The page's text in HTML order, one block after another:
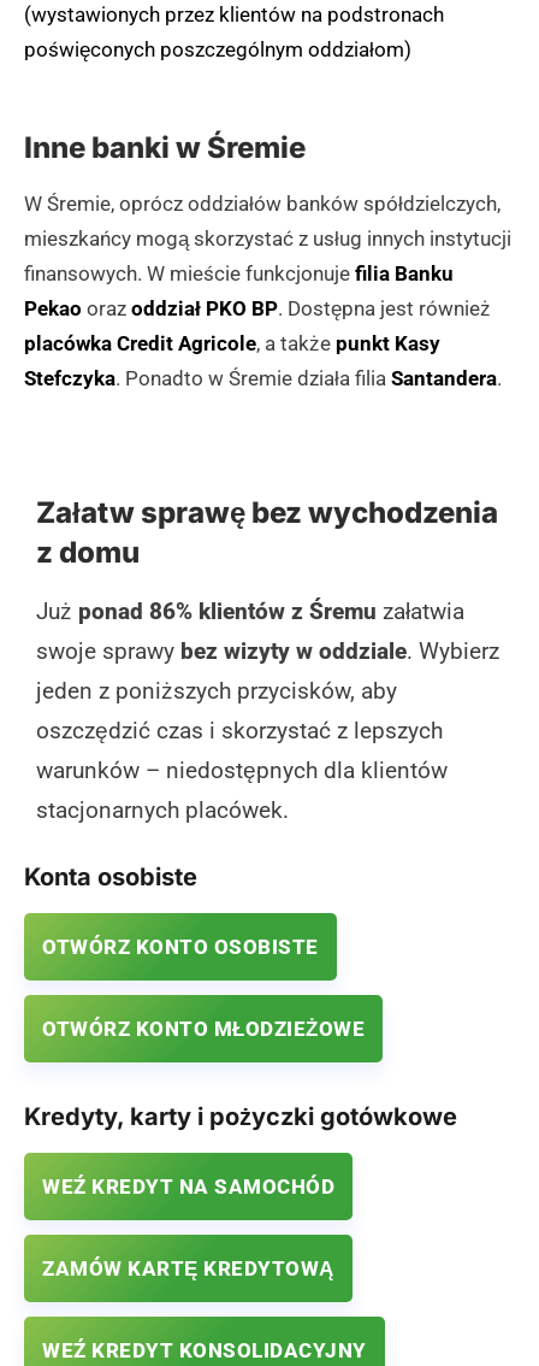
Wawrzyniaka w Śremie, w bliskim sąsiedztwie Urzędu
Miejskiego i placu 20 Października. Bank jest czynny
dotrzeć do niego można łatwo, kierując się z centrum
najbliższej okolicy znajdują się liczne punkty
usługowe, w tym księgarnia, gabinet stomatologiczny
oraz kawiarnia Café Olé, co czyni tę lokalizację
wyjątkowo dogodną dla klientów banku.
(zgłoś, jeśli ten opis wprowadza w błąd)
(wystawionych przez klientów na podstronach
poświęconych poszczególnym oddziałom)
Inne banki w Śremie
W Śremie, oprócz oddziałów banków spółdzielczych,
mieszkańcy mogą skorzystać z usług innych instytucji
finansowych. W mieście funkcjonuje filia Banku
Pekao oraz oddział PKO BP. Dostępna jest również
placówka Credit Agricole, a także punkt Kasy
Stefczyka. Ponadto w Śremie działa filia Santandera.
Załatw sprawę bez wychodzenia
z domu
Już ponad 86% klientów z Śremu załatwia
swoje sprawy bez wizyty w oddziale. Wybierz
jeden z poniższych przycisków, aby
oszczędzić czas i skorzystać z lepszych
warunków – niedostępnych dla klientów
stacjonarnych placówek.
Konta osobiste
OTWÓRZ KONTO OSOBISTE
OTWÓRZ KONTO MŁODZIEŻOWE
Kredyty, karty i pożyczki gotówkowe
WEŹ KREDYT NA SAMOCHÓD
ZAMÓW KARTĘ KREDYTOWĄ
WEŹ KREDYT KONSOLIDACYJNY